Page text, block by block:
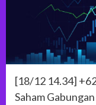
[18/12 14.34]
Saham